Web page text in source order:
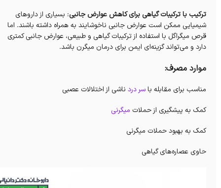
ترکیب با ترکیبات گیاهی برای کاهش عوارض جانبی: بسیاری از داروهای
شیمیایی ممکن است عوارض جانبی ناخوشایند به همراه داشته باشند. اما
قرص میگراگل با استفاده از ترکیبات گیاهی و طبیعی، عوارض جانبی کمتری
دارد و می‌تواند گزینه‌ای ایمن برای درمان میگرن باشد.
موارد مصرف:
مناسب برای مقابله باسر درد ناشی از اختلالات عصبی
کمک به پیشگیری از حملات میگرنی
کمک به بهبود حملات میگرنی
حاوی عصاره‌های گیاهی